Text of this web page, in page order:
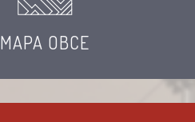
MAPA OBCE